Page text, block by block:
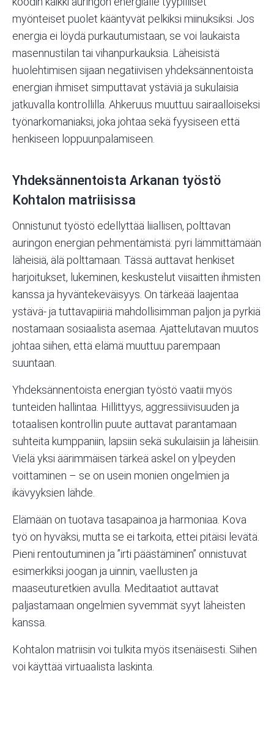
myönteiset puolet kääntyvät pelkiksi miinuksiksi. Jos
energia ei löydä purkautumistaan, se voi laukaista
masennustilan tai vihanpurkauksia. Läheisistä
huolehtimisen sijaan negatiivisen yhdeksännentoista
energian ihmiset simputtavat ystäviä ja sukulaisia
jatkuvalla kontrollilla. Ahkeruus muuttuu sairaalloiseksi
työnarkomaniaksi, joka johtaa sekä fyysiseen että
henkiseen loppuunpalamiseen.
Yhdeksännentoista Arkanan työstö
Kohtalon matriisissa
Onnistunut työstö edellyttää liiallisen, polttavan
auringon energian pehmentämistä: pyri lämmittämään
läheisiä, älä polttamaan. Tässä auttavat henkiset
harjoitukset, lukeminen, keskustelut viisaitten ihmisten
kanssa ja hyväntekeväisyys. On tärkeää laajentaa
ystävä- ja tuttavapiiriä mahdollisimman paljon ja pyrkiä
nostamaan sosiaalista asemaa. Ajattelutavan muutos
johtaa siihen, että elämä muuttuu parempaan
suuntaan.
Yhdeksännentoista energian työstö vaatii myös
tunteiden hallintaa. Hillittyys, aggressiivisuuden ja
totaalisen kontrollin puute auttavat parantamaan
suhteita kumppaniin, lapsiin sekä sukulaisiin ja läheisiin.
Vielä yksi äärimmäisen tärkeä askel on ylpeyden
voittaminen – se on usein monien ongelmien ja
ikävyyksien lähde.
Elämään on tuotava tasapainoa ja harmoniaa. Kova
työ on hyväksi, mutta se ei tarkoita, ettei pitäisi levätä.
Pieni rentoutuminen ja ”irti päästäminen” onnistuvat
esimerkiksi joogan ja uinnin, vaellusten ja
maaseuturetkien avulla. Meditaatiot auttavat
paljastamaan ongelmien syvemmät syyt läheisten
kanssa.
Kohtalon matriisin voi tulkita myös itsenäisesti. Siihen
voi käyttää virtuaalista laskinta